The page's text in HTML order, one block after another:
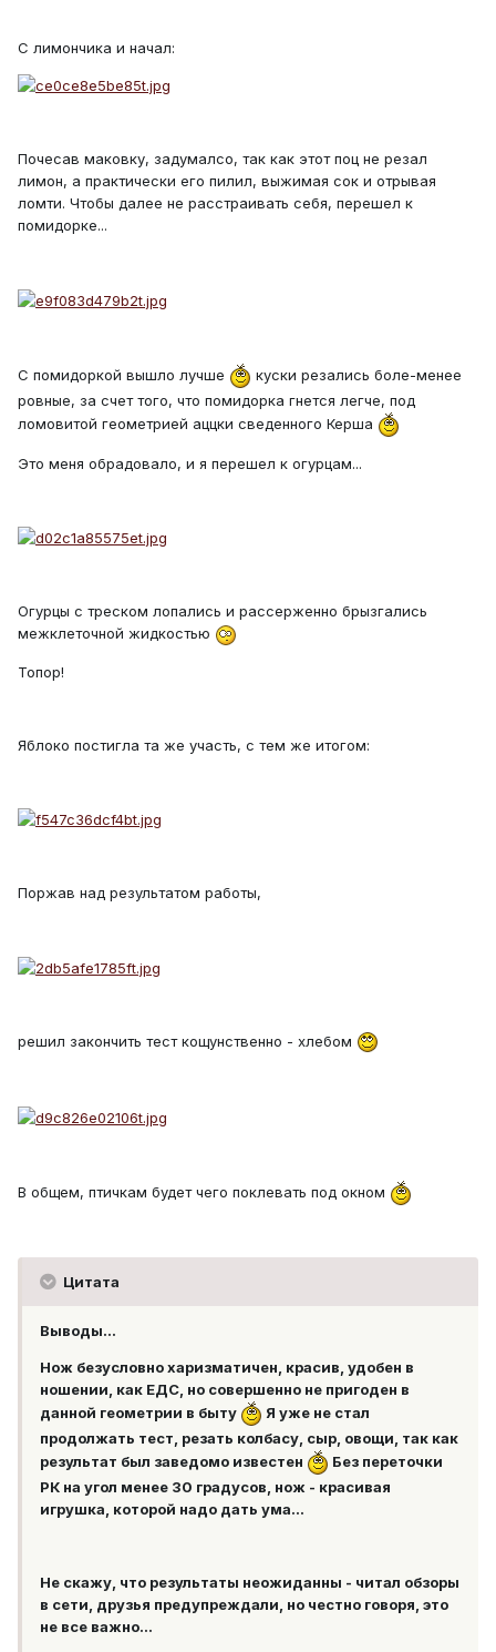
С лимончика и начал:
Почесав маковку, задумалсо, так как этот поц не резал
лимон, а практически его пилил, выжимая сок и отрывая
ломти. Чтобы далее не расстраивать себя, перешел к
помидорке...
С помидоркой вышло лучше
куски резались боле-менее
ровные, за счет того, что помидорка гнется легче, под
ломовитой геометрией аццки сведенного Керша
Это меня обрадовало, и я перешел к огурцам...
Огурцы с треском лопались и рассерженно брызгались
межклеточной жидкостью
Топор!
Яблоко постигла та же участь, с тем же итогом:
Поржав над результатом работы,
решил закончить тест кощунственно - хлебом
В общем, птичкам будет чего поклевать под окном
Цитата
Выводы...
Нож безусловно харизматичен, красив, удобен в
ношении, как ЕДС, но совершенно не пригоден в
данной геометрии в быту
Я уже не стал
продолжать тест, резать колбасу, сыр, овощи, так как
результат был заведомо известен
Без переточки
РК на угол менее 30 градусов, нож - красивая
игрушка, которой надо дать ума...
Не скажу, что результаты неожиданны - читал обзоры
в сети, друзья предупреждали, но честно говоря, это
не все важно...